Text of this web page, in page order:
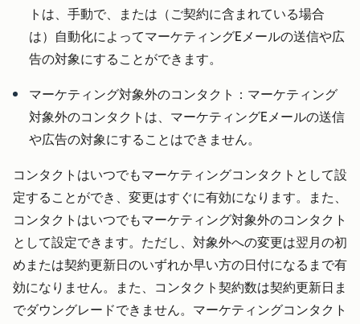
トは、手動で、または（ご契約に含まれている場合
は）自動化によってマーケティングEメールの送信や広
告の対象にすることができます。
マーケティング対象外のコンタクト： マーケティング
対象外のコンタクトは、マーケティングEメールの送信
や広告の対象にすることはできません。
コンタクトはいつでもマーケティングコンタクトとして設
定することができ、変更はすぐに有効になります。また、
コンタクトはいつでもマーケティング対象外のコンタクト
として設定できます。ただし、対象外への変更は翌月の初
めまたは契約更新日のいずれか早い方の日付になるまで有
効になりません。また、コンタクト契約数は契約更新日ま
でダウングレードできません。マーケティングコンタクト